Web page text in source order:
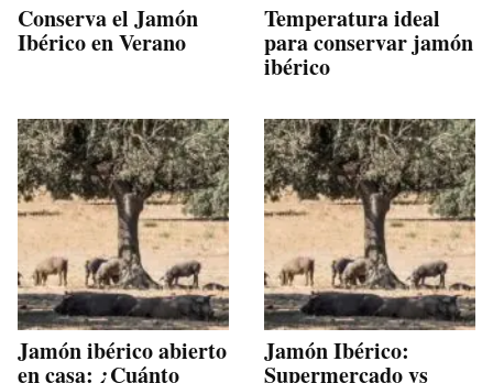
Conserva el Jamón
Ibérico en Verano
Temperatura ideal
para conservar jamón
ibérico
Jamón ibérico abierto
en casa: ¿Cuánto
Jamón Ibérico:
Supermercado vs